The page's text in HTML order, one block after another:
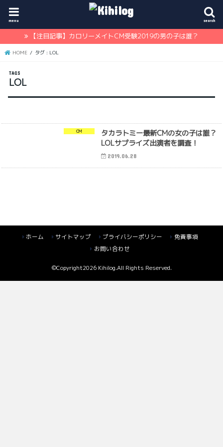
search
menu
【注目記事】カロリーメイトCM受験2019の男の子は誰？
HOME タグ : LOL
LOL
CM
タカラトミー最新CMの女の子は誰？
LOLサプライズ出演者を調査！
2019.06.28
ホーム サイトマップ プライバシーポリシー
免責事項
お問い合わせ
©Copyright2026 Kihilog.All Rights Reserved.